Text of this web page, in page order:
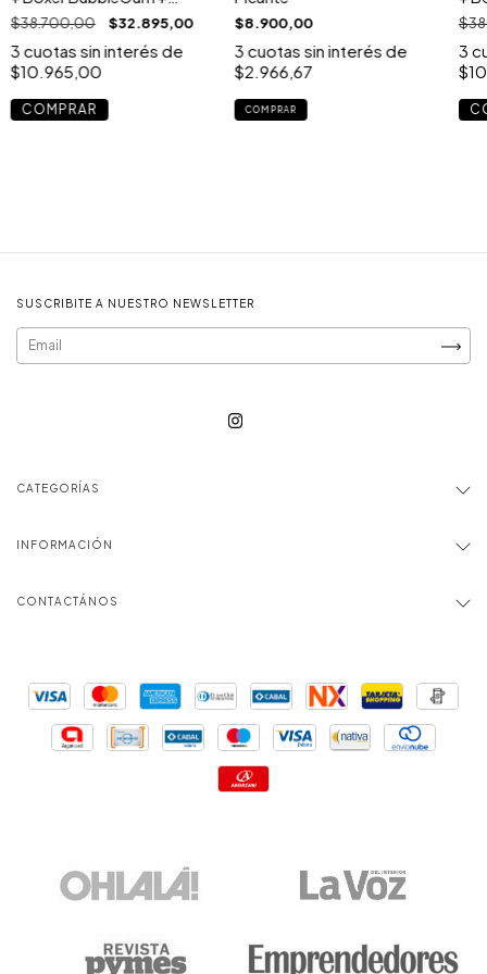
Aromatizador
$38.700,00 $32.895,00
3 cuotas sin interés de
$10.965,00
COMPRAR
$8.900,00
3 cuotas sin interés de
$2.966,67
3
SUSCRIBITE A NUESTRO NEWSLETTER
CATEGORÍAS
INFORMACIÓN
CONTACTÁNOS